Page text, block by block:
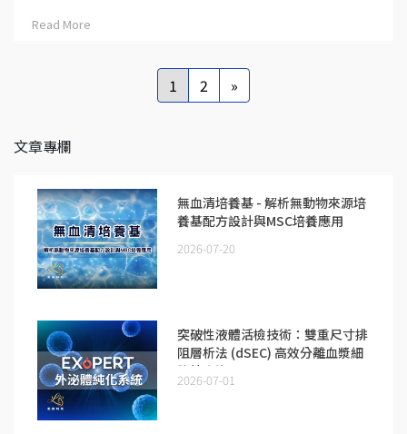
Read More
1 2 »
文章專欄
無血清培養基 - 解析無動物來源培
養基配方設計與MSC培養應用
2026-07-20
突破性液體活檢技術：雙重尺寸排
阻層析法 (dSEC) 高效分離血漿細
胞外囊泡
2026-07-01